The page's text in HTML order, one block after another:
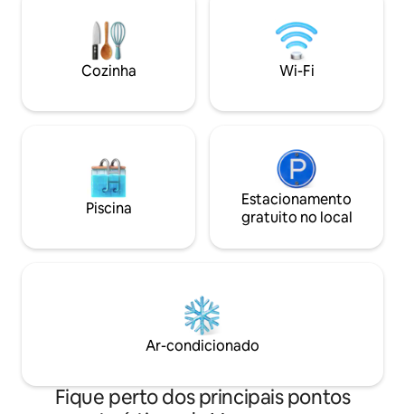
afinado, mas, por favor, nada de bebidas
Alexa para maior conveniência. Smart
TV. AC portátil. Estacionamento
aceita animais de estimação :)
concreto
de spa privado
está perto das
Vancouver.
Lynn Canyon.
Cozinha Wi-Fi
Piscina
Estacionamento
gratuito no local
Ar-condicionado
Fique perto dos principais pontos